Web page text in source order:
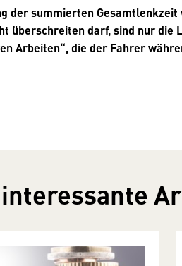
der summierten
überschreiten darf, sind nur
Arbeiten“, die der Fahrer